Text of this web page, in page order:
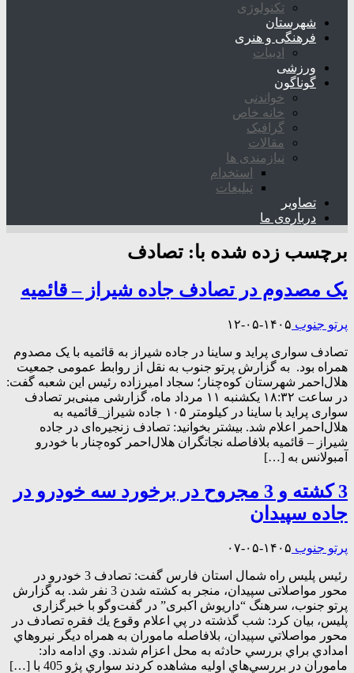
تکنولوژی
شهرستان
فرهنگی و هنری
ادبیات
ورزشی
گوناگون
خواندنی
خانه خاص
گرافیک
مقالات
نیازمندی ها
استخدام
تبلیغات
تصاویر
درباره‌ی ما
برچسب زده شده با: تصادف
یک مصدوم در تصادف جاده شیراز – قائمیه
پرتو جنوب ۱۴۰۵-۰۵-۱۲
تصادف سواری پراید و ساینا در جاده شیراز به قائمیه با یک مصدوم
همراه بود. ‌ به گزارش پرتو جنوب به نقل از روابط عمومی جمعيت
هلال‌احمر شهرستان کوه‌چنار؛ سجاد امیرزاده رئیس این شعبه گفت:
در ساعت ۱۸:۳۲ یکشنبه ۱۱ مرداد ماه، گزارشی مبنی‌بر تصادف
سواری پراید با ساینا در کیلومتر ۱۰۵ جاده شیراز_قائمیه به
هلال‌احمر اعلام شد. ‌بیشتر بخوانید: تصادف زنجیره‌ای در جاده
شیراز‌ – قائمیه بلافاصله نجاتگران هلال‌احمر کوه‌چنار با خودرو
آمبولانس به […]
3 کشته و 3 مجروح در برخورد سه خودرو در
جاده سپیدان
پرتو جنوب ۱۴۰۵-۰۵-۰۷
رئيس پليس راه شمال استان فارس گفت: تصادف 3 خودرو در
محور مواصلاتی سپیدان، منجر به کشته شدن 3 نفر شد. به گزارش
پرتو جنوب، سرهنگ “داریوش اکبری” در گفت‌وگو با خبرگزاری
پليس، بيان كرد: شب گذشته در پي اعلام وقوع يك فقره تصادف در
محور مواصلاتي سپیدان، بلافاصله ماموران به همراه ديگر نيروهاي
امدادي براي بررسي حادثه به محل اعزام شدند. وي ادامه داد:
ماموران در بررسي‌هاي اوليه مشاهده كردند سواري پژو 405 با […]